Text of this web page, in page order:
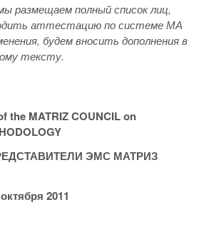
размещаем полный список лиц,
аттестацию по системе МА
будем вносить дополнения в
тексту.
the MATRIZ COUNCIL on
ЭМС МАТРИЗ
2011